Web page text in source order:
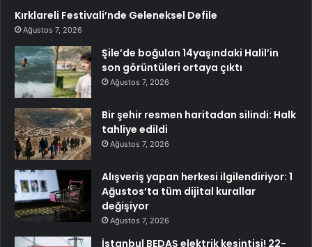
Kırklareli Festivali’nde Geleneksel Defile
Ağustos 7, 2026
Şile’de boğulan 14yaşındaki Halil’in
son görüntüleri ortaya çıktı
Ağustos 7, 2026
Bir şehir resmen haritadan silindi: Halk
tahliye edildi
Ağustos 7, 2026
Alışveriş yapan herkesi ilgilendiriyor: 1
Ağustos’ta tüm dijital kurallar
değişiyor
Ağustos 7, 2026
İstanbul BEDAŞ elektrik kesintisi! 22-